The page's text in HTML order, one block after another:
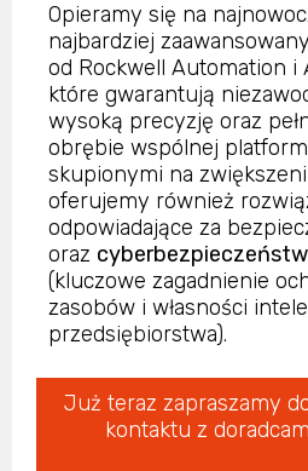
Opieramy się na
najbardziej
od Rockwell Automation i
które gwarantują
wysoką precyzję oraz
obrębie wspólnej
skupionymi na
oferujemy również
odpowiadające za
oraz
(kluczowe zagadnienie
zasobów i własności
przedsiębiorstwa).
Już teraz zapraszamy
kontaktu z